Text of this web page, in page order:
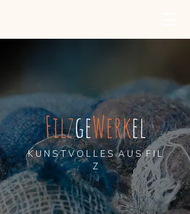
FilzgeWerkel
K U N S T V O L L E S A U S F I L
Z